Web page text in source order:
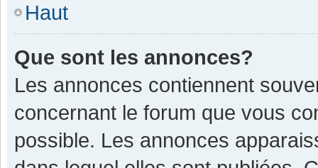
Haut
Que sont les annonces?
Les annonces contiennent
concernant le forum que vous
possible. Les annonces